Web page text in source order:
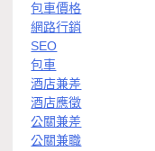
包車價格
網路行銷
SEO
包車
酒店兼差
酒店應徵
公關兼差
公關兼職